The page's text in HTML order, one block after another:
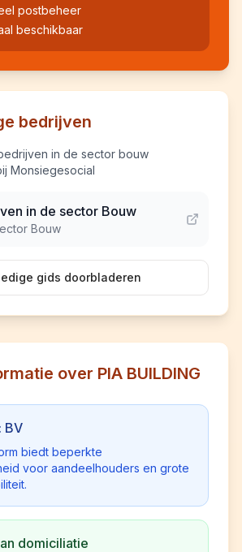
postbeheer
beschikbaar
bedrijven
in de sector bouw
Monsiegesocial
in de sector Bouw
Bouw
gids doorbladeren
over PIA BUILDING
BV
biedt beperkte
voor aandeelhouders en grote
domiciliatie